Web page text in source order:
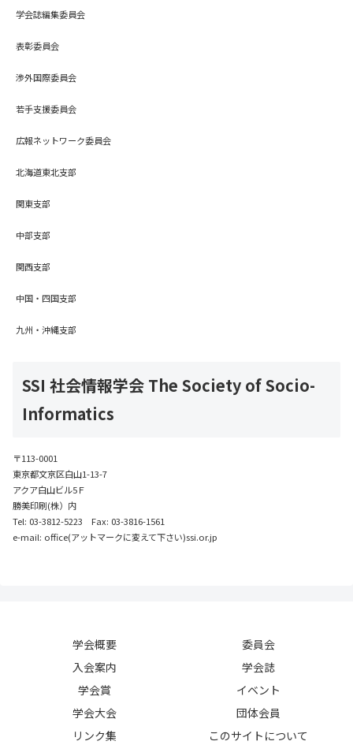
学会誌編集委員会
表彰委員会
渉外国際委員会
若手支援委員会
広報ネットワーク委員会
北海道東北支部
関東支部
中部支部
関西支部
中国・四国支部
九州・沖縄支部
SSI 社会情報学会 The Society of Socio-
Informatics
〒113-0001
東京都文京区白山1-13-7
アクア白山ビル5Ｆ
勝美印刷(株）内
Tel: 03-3812-5223 Fax: 03-3816-1561
e-mail: office(アットマークに変えて下さい)ssi.or.jp
学会概要
委員会
入会案内
学会誌
学会賞
イベント
学会大会
団体会員
リンク集
このサイトについて